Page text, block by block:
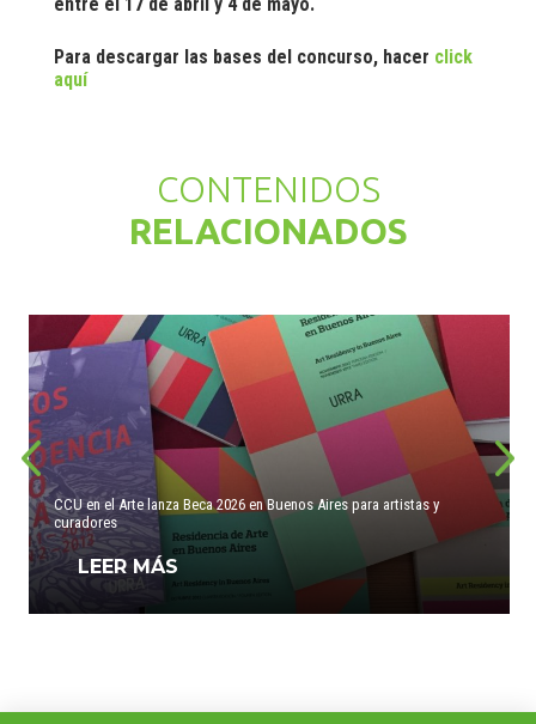
Para descargar las bases del concurso, hacer click
aquí
CONTENIDOS
RELACIONADOS
CCU en el Arte lanza Beca 2026 en Buenos Aires para artistas y
curadores
LEER MÁS